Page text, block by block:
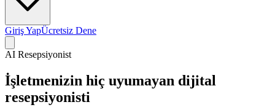
Giriş YapÜcretsiz Dene
AI Resepsiyonist
İşletmenizin hiç uyumayan dijital
resepsiyonisti